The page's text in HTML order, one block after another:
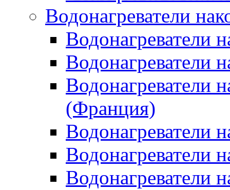
Водонагреватели
Водонагреватели
Водонагреватели
Водонагреватели
(Франция)
Водонагреватели
Водонагреватели
Водонагреватели